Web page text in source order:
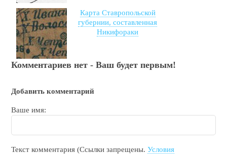
Карта Ставропольской
губернии, составленная
Никифораки
Комментариев нет - Ваш будет первым!
Добавить комментарий
Ваше имя:
Текст комментария (Ссылки запрещены.Условия